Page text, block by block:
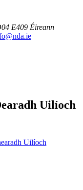
E409 Éireann
Uilíoch
Uilíoch